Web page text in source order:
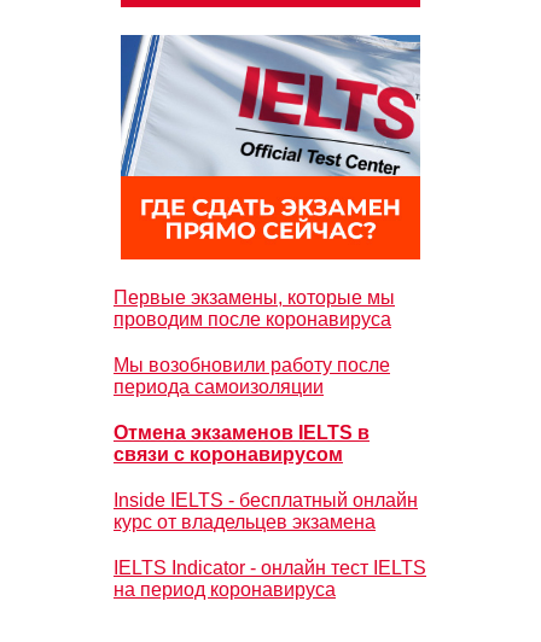
Первые экзамены, которые мы
проводим после коронавируса
Мы возобновили работу после
периода самоизоляции
Отмена экзаменов IELTS в
связи с коронавирусом
Inside IELTS - бесплатный онлайн
курс от владельцев экзамена
IELTS Indicator - онлайн тест IELTS
на период коронавируса